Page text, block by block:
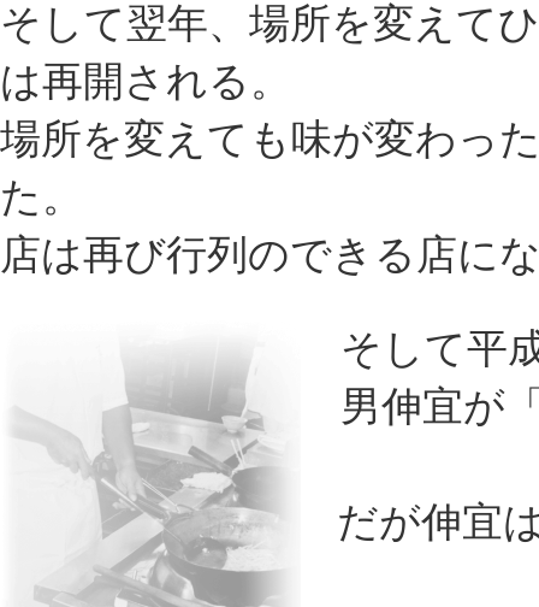
そして翌年、場所を変えて
は再開される。
場所を変えても味が変わっ
た。
店は再び行列のできる店に
そして平
男伸宜が
だが伸宜